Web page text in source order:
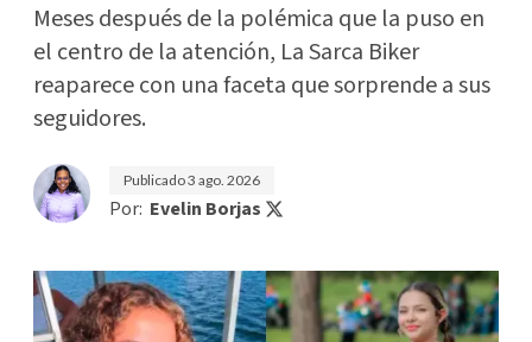
Meses después de la polémica que la puso en
el centro de la atención, La Sarca Biker
reaparece con una faceta que sorprende a sus
seguidores.
Publicado3 ago. 2026
Por: Evelin Borjas